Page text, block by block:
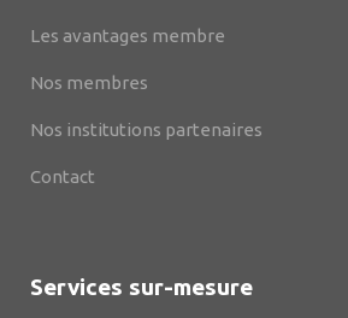
Les avantages membre
Nos membres
Nos institutions partenaires
Contact
Services sur-mesure